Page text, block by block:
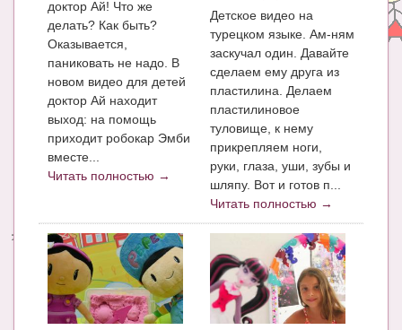
ЗДОРОВЬЕ
МОДА И КРАСОТА
СООБЩЕСТВА
БЛОГИ
БЕРЕМЕННОСТЬ
Энциклопедия
МАМИНА БИБЛИОТЕКА
Имена. Святцы
доктор Ай! Что же
делать? Как быть?
Оказывается,
паниковать не надо. В
новом видео для детей
доктор Ай находит
выход: на помощь
приходит робокар Эмби
вместе...
Читать полностью →
Детское видео на
турецком языке. Ам-ням
заскучал один. Давайте
сделаем ему друга из
пластилина. Делаем
пластилиновое
туловище, к нему
прикрепляем ноги,
руки, глаза, уши, зубы и
шляпу. Вот и готов п...
Читать полностью →